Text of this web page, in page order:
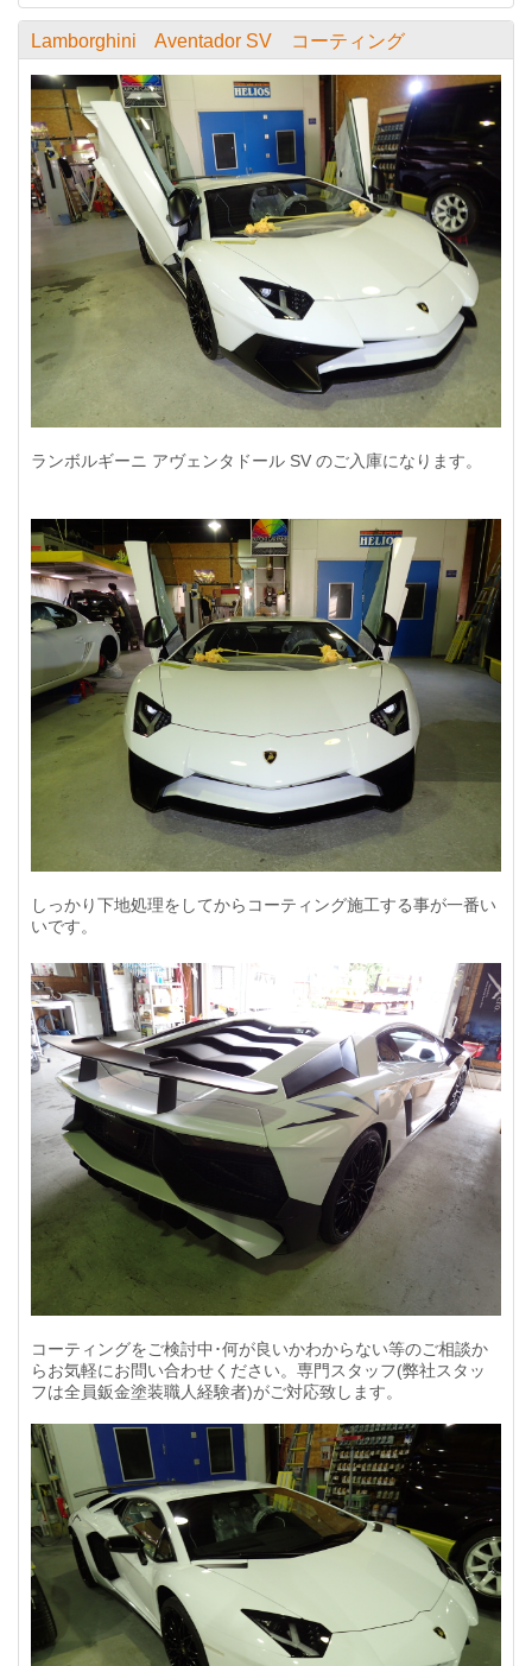
Lamborghini Aventador SV コーティング
ランボルギーニ アヴェンタドール SV のご入庫になります。
しっかり下地処理をしてからコーティング施工する事が一番い
いです。
コーティングをご検討中･何が良いかわからない等のご相談か
らお気軽にお問い合わせください。専門スタッフ(弊社スタッ
フは全員鈑金塗装職人経験者)がご対応致します。